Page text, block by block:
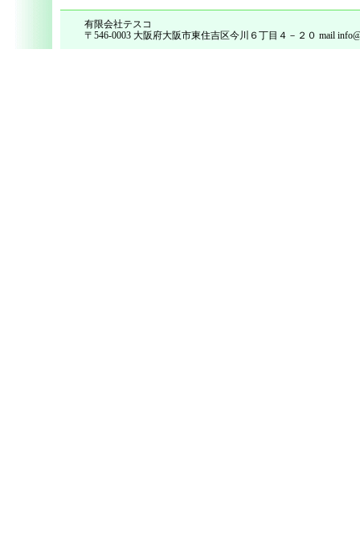
有限会社テスコ
〒546-0003 大阪府大阪市東住吉区今川６丁目４－２０ mail